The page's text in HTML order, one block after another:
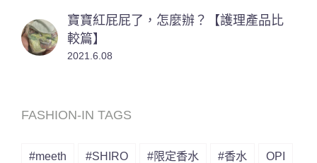
寶寶紅屁屁了，怎麼辦？【護理產品比
較篇】
2021.6.08
FASHION-IN TAGS
#meeth #SHIRO #限定香水 #香水 OPI